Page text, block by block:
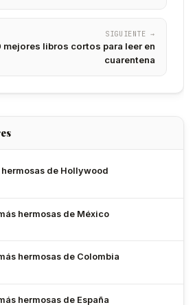
SIGUIENTE →
mejores libros cortos para leer en
cuarentena
de Hollywood
hermosas de México
hermosas de Colombia
hermosas de España